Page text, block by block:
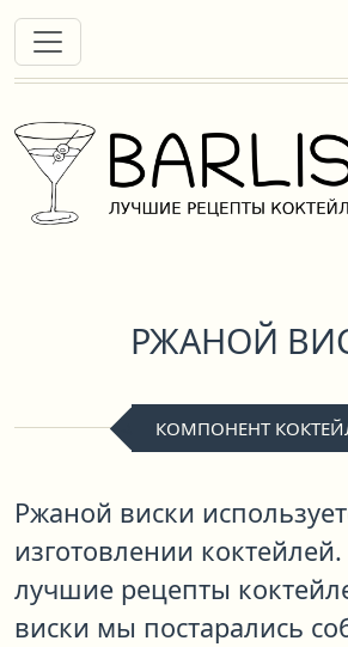
РЖАНОЙ
КОМПОНЕНТ
Ржаной виски
изготовлении
лучшие рецепты
виски мы постарались